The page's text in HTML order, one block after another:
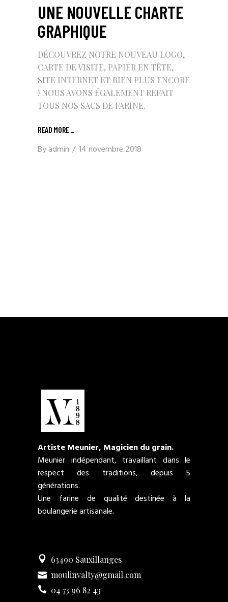
UNE NOUVELLE CHARTE
GRAPHIQUE
DÉCOUVREZ NOTRE NOUVEAU LOGO,
CARTE DE VISITE, PAPIER EN TÊTE,
SITE INTERNET ET BIEN PLUS ENCORE
! NOUS AVONS ÉGALEMENT REFAIT
TOUS NOS SACS DE FARINE.
READ MORE _
Byadmin 14 novembre 2018
Artiste Meunier, Magicien du grain.
Meunier indépendant, travaillant dans le
respect des traditions, depuis 5
générations.
Une farine de qualité destinée à la
boulangerie artisanale.
63490 Sauxillanges
moulinvalty@gmail.com
04 73 96 82 43